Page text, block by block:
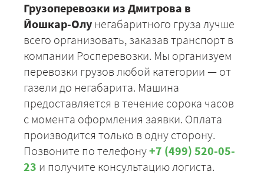
Грузоперевозки из Дмитрова в
Йошкар-Олу негабаритного груза лучше
всего организовать, заказав транспорт в
компании Росперевозки. Мы организуем
перевозки грузов любой категории — от
газели до негабарита. Машина
предоставляется в течение сорока часов
с момента оформления заявки. Оплата
производится только в одну сторону.
Позвоните по телефону+7 (499) 520-05-
23 и получите консультацию логиста.